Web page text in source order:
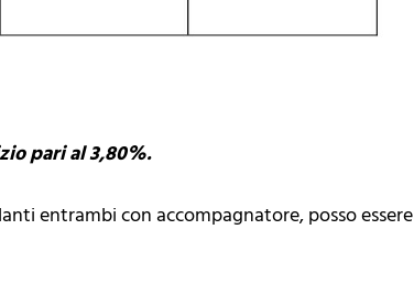
pari al 3,80%.
entrambi con accompagnatore, posso essere